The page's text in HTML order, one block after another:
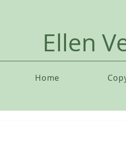
Ellen
Home